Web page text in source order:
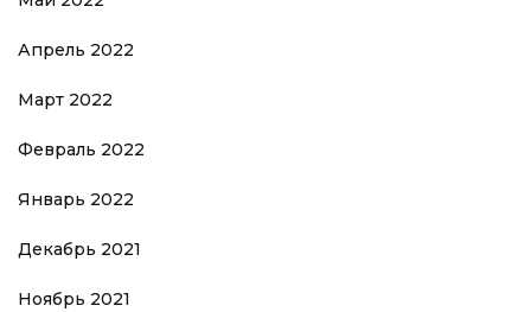
Апрель 2022
Март 2022
Февраль 2022
Январь 2022
Декабрь 2021
Ноябрь 2021